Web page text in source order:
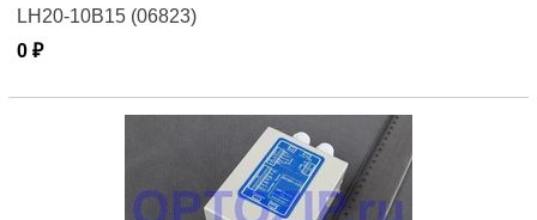
LH20-10B15 (06823)
0 ₽